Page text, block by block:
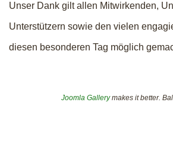
Unser Dank gilt allen Mitwirkenden,
Unterstützern sowie den vielen
diesen besonderen Tag möglich
Joomla Gallerymakes it better.